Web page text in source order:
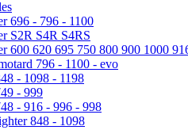
696 - 796 - 1100
S2R S4R S4RS
600 620 695 750 800 900 1000
796 - 1100 - evo
- 1098 - 1198
- 999
- 916 - 996 - 998
848 - 1098